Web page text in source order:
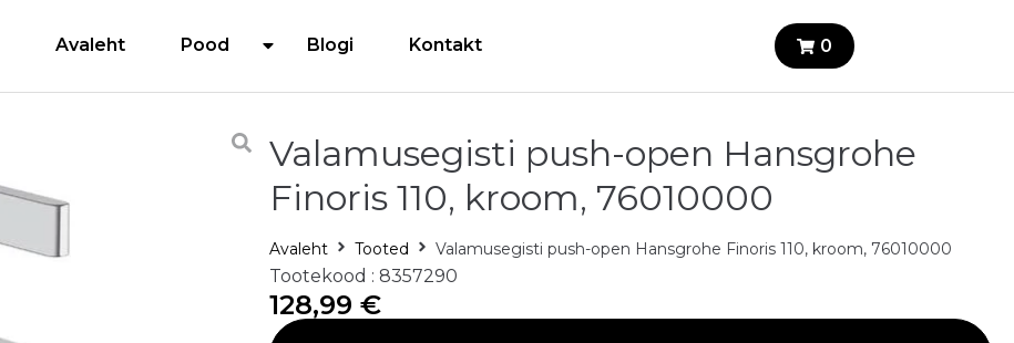
Avaleht Pood Blogi Kontakt 0
Valamusegisti push-open Hansgrohe
Finoris 110, kroom, 76010000
Avaleht Tooted Valamusegisti push-open Hansgrohe Finoris 110, kroom, 76010000
Tootekood : 8357290
128,99 €